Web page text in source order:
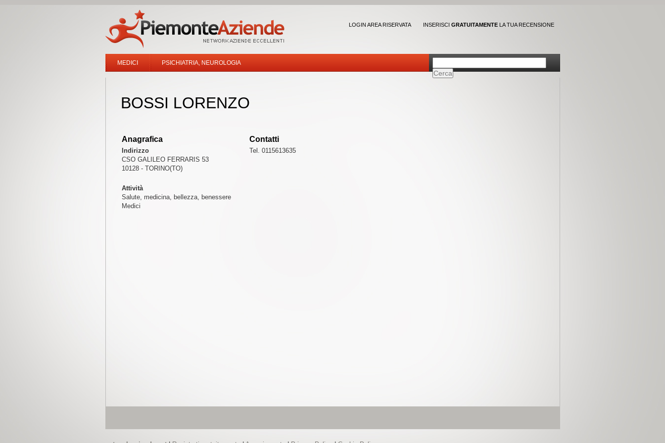
LOGIN AREA RISERVATA INSERISCI GRATUITAMENTELA TUA RECENSIONE
MEDICI PSICHIATRIA, NEUROLOGIA
BOSSI LORENZO
Anagrafica
Indirizzo
CSO GALILEO FERRARIS 53
10128 - TORINO(TO)
Contatti
Tel. 0115613635
Attività
Salute, medicina, bellezza, benessere
Medici